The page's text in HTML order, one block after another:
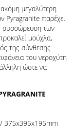
ακόμη μεγαλύτερη
Pyragranite παρέχει
συσσώρευση των
μούχλα,
της σύνθεσης
του νεροχύτη
ώστε να
/ 375x395x195mm